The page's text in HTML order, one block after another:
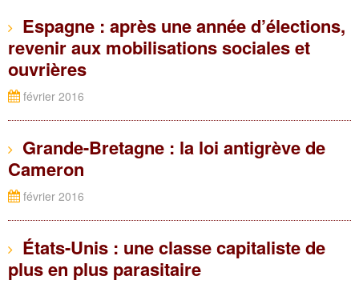
Espagne : après une année d’élections,
revenir aux mobilisations sociales et
ouvrières
février 2016
Grande-Bretagne : la loi antigrève de
Cameron
février 2016
États-Unis : une classe capitaliste de
plus en plus parasitaire